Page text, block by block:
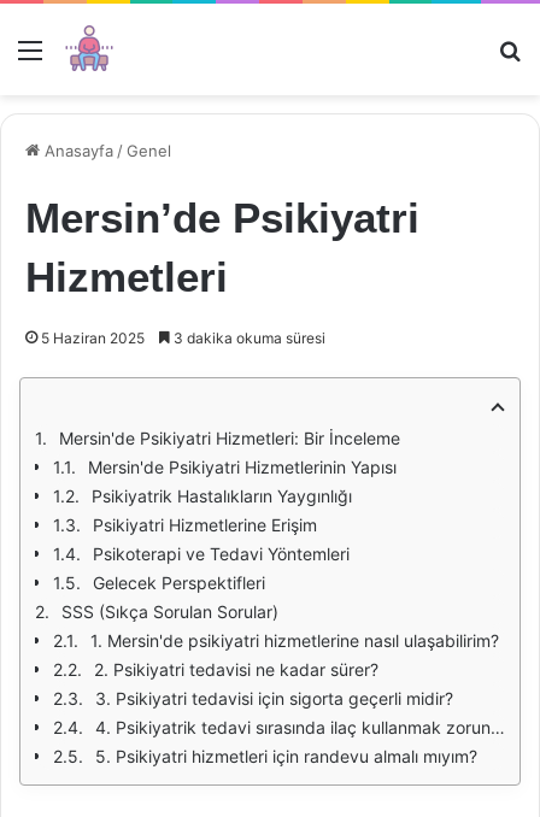
Menü
Anasayfa /Genel
Mersin’de Psikiyatri
Hizmetleri
5 Haziran 2025 3 dakika okuma süresi
Mersin'de Psikiyatri Hizmetleri: Bir İnceleme
Mersin'de Psikiyatri Hizmetlerinin Yapısı
Psikiyatrik Hastalıkların Yaygınlığı
Psikiyatri Hizmetlerine Erişim
Psikoterapi ve Tedavi Yöntemleri
Gelecek Perspektifleri
SSS (Sıkça Sorulan Sorular)
1. Mersin'de psikiyatri hizmetlerine nasıl ulaşabilirim?
2. Psikiyatri tedavisi ne kadar sürer?
3. Psikiyatri tedavisi için sigorta geçerli midir?
4. Psikiyatrik tedavi sırasında ilaç kullanmak zorunlu mu?
5. Psikiyatri hizmetleri için randevu almalı mıyım?